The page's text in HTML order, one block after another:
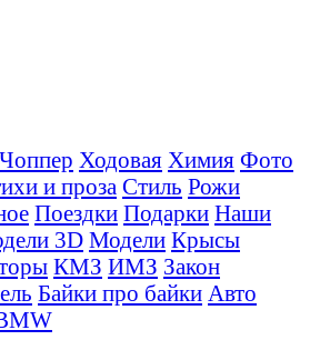
Чоппер Ходовая Химия Фото
и проза Стиль Рожи
Поездки Подарки Наши
3D Модели Крысы
КМЗ ИМЗ Закон
Байки про байки Авто